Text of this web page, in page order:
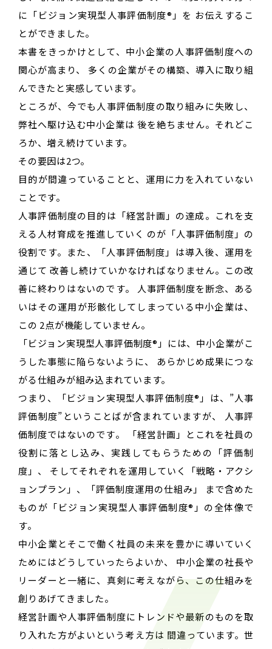
に「ビジョン実現型人事評価制度®」を お伝えするこ
とができました。
本書をきっかけとして、中小企業の人事評価制度への
関心が高まり、 多くの企業がその構築、導入に取り組
んできたと実感しています。
ところが、今でも人事評価制度の取り組みに失敗し、
弊社へ駆け込む中小企業は 後を絶ちません。それどこ
ろか、増え続けています。
その要因は2つ。
目的が間違っていることと、運用に力を入れていない
ことです。
人事評価制度の目的は「経営計画」の達成。これを支
える人材育成を推進していく のが「人事評価制度」の
役割です。また、「人事評価制度」は導入後、運用を
通じて 改善し続けていかなければなりません。この改
善に終わりはないのです。 人事評価制度を断念、ある
いはその運用が形骸化してしまっている中小企業は、
この 2点が機能していません。
「ビジョン実現型人事評価制度®」には、中小企業がこ
うした事態に陥らないように、 あらかじめ成果につな
がる仕組みが組み込まれています。
つまり、「ビジョン実現型人事評価制度®」は、”人事
評価制度”ということばが含まれていますが、 人事評
価制度ではないのです。 「経営計画」とこれを社員の
役割に落とし込み、実践してもらうための「評価制
度」、 そしてそれぞれを運用していく「戦略・アクシ
ョンプラン」、「評価制度運用の仕組み」 まで含めた
ものが「ビジョン実現型人事評価制度®」の全体像で
す。
中小企業とそこで働く社員の未来を豊かに導いていく
ためにはどうしていったらよいか、 中小企業の社長や
リーダーと一緒に、真剣に考えながら、この仕組みを
創りあげてきました。
経営計画や人事評価制度にトレンドや最新のものを取
り入れた方がよいという考え方は 間違っています。世